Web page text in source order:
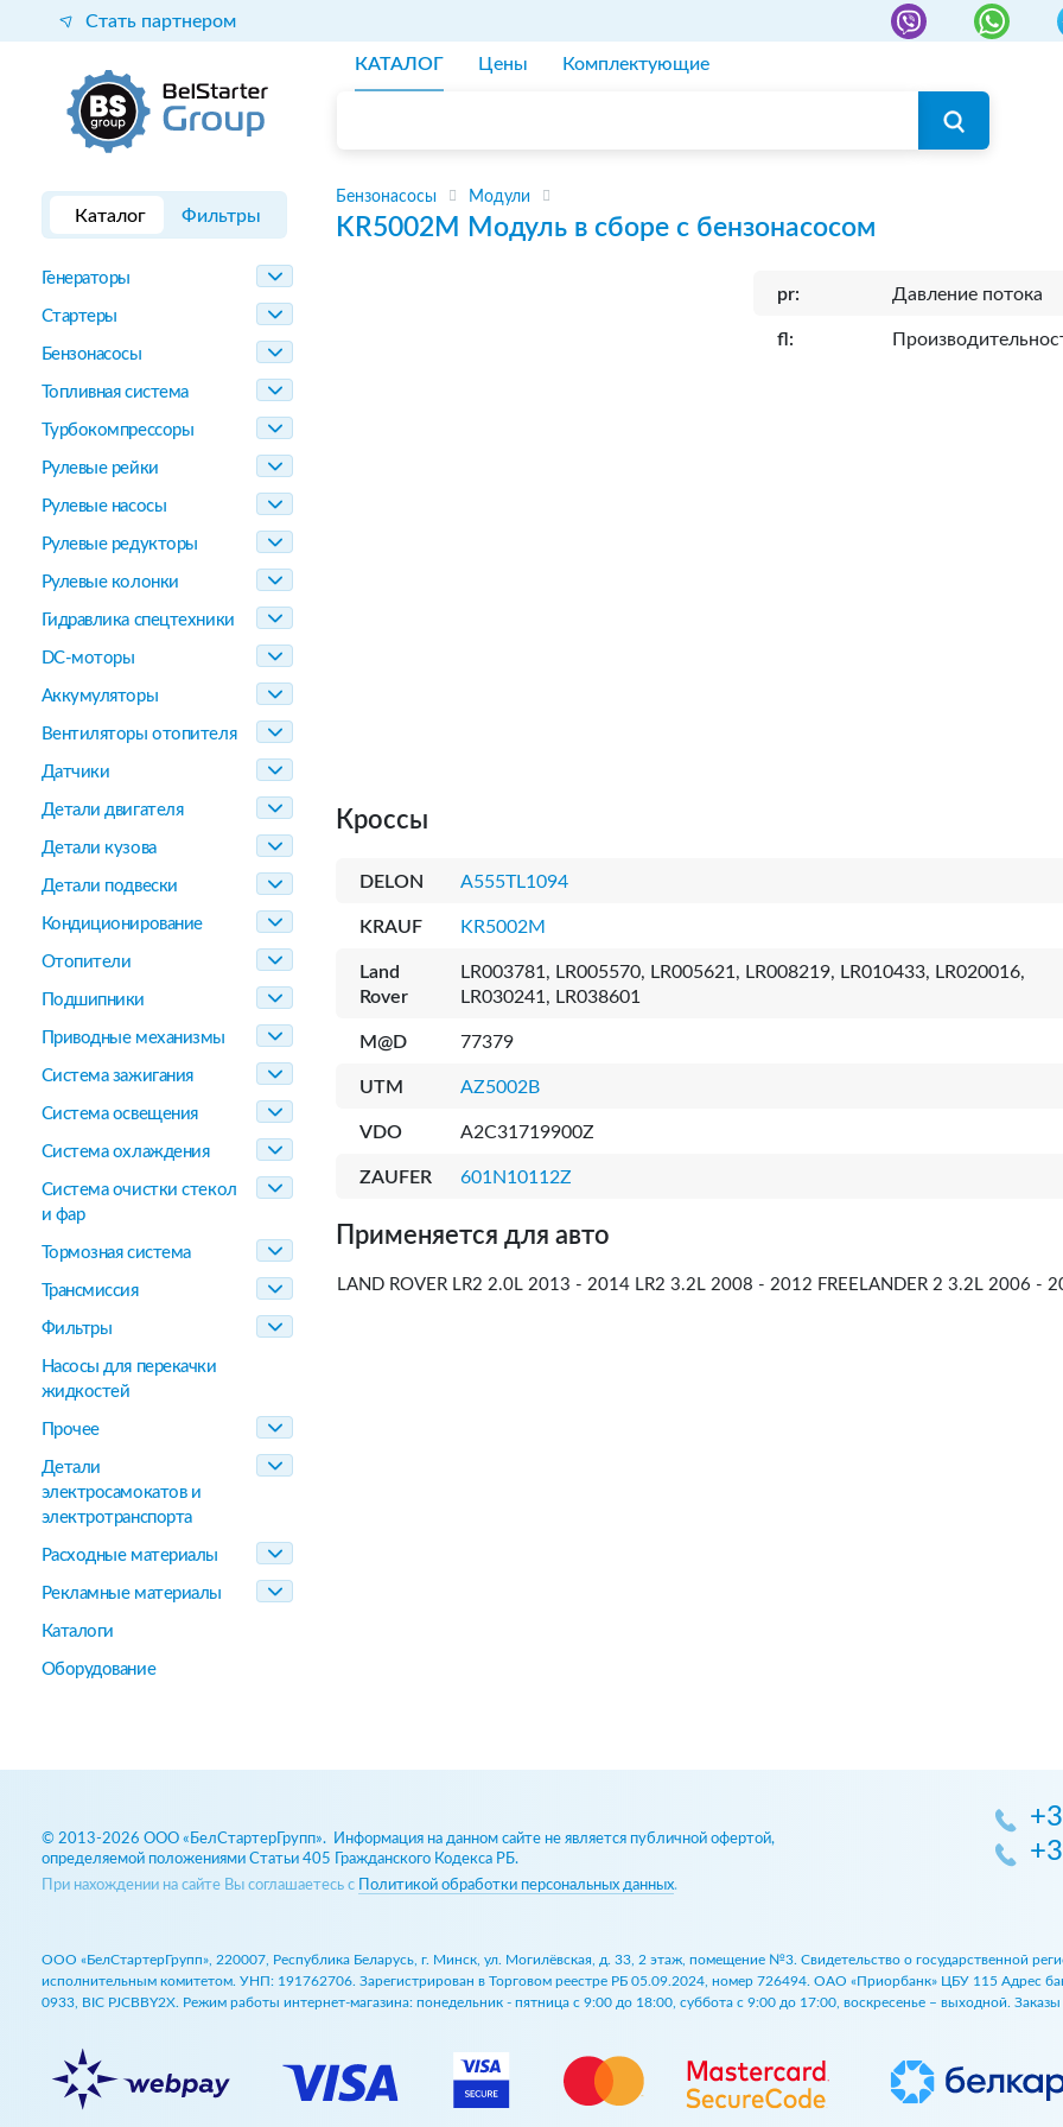
Стать партнером
КАТАЛОГ Цены Комплектующие
Каталог Фильтры
Генераторы
Стартеры
Бензонасосы
Топливная система
Турбокомпрессоры
Рулевые рейки
Рулевые насосы
Рулевые редукторы
Рулевые колонки
Гидравлика спецтехники
DC-моторы
Аккумуляторы
Вентиляторы отопителя
Датчики
Детали двигателя
Детали кузова
Детали подвески
Кондиционирование
Отопители
Подшипники
Приводные механизмы
Система зажигания
Система освещения
Система охлаждения
Система очистки стекол
и фар
Тормозная система
Трансмиссия
Фильтры
Насосы для перекачки
жидкостей
Прочее
Детали
электросамокатов и
электротранспорта
Расходные материалы
Рекламные материалы
Каталоги
Оборудование
Бензонасосы Модули
KR5002M Модуль в сборе с бензонасосом
pr: Давление потока
fl:
Кроссы
DELON A555TL1094
KRAUF KR5002M
Land
Rover
LR003781, LR005570, LR005621, LR008219, LR010433, LR020016,
LR030241, LR038601
M@D 77379
UTM AZ5002B
VDO A2C31719900Z
ZAUFER 601N10112Z
Применяется для авто
LAND ROVER LR2 2.0L 2013 - 2014 LR2 3.2L 2008 - 2012 FREELANDER 2 3.2L 2006 -
© 2013-2026 ООО «БелСтартерГрупп». Информация на данном сайте не является публичной офертой,
определяемой положениями Статьи 405 Гражданского Кодекса РБ.
При нахождении на сайте Вы соглашаетесь с
Политикой обработки персональных данных.
ООО «БелСтартерГрупп», 220007, Республика Беларусь, г. Минск, ул. Могилёвская, д. 33, 2 этаж, помещение №3. Свидетельство о государственной
исполнительным комитетом. УНП: 191762706. Зарегистрирован в Торговом реестре РБ 05.09.2024, номер 726494. ОАО «Приорбанк» ЦБУ 115 Адрес
0933, BIC PJCBBY2X. Режим работы интернет-магазина: понедельник - пятница с 9:00 до 18:00, суббота с 9:00 до 17:00, воскресенье – выходной.